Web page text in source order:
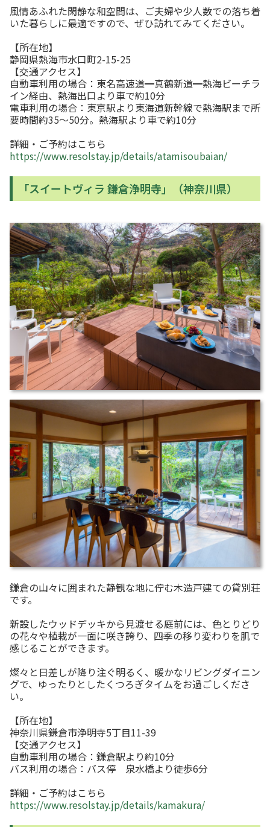
風情あふれた閑静な和空間は、ご夫婦や少人数での落ち着
いた暮らしに最適ですので、ぜひ訪れてみてください。
【所在地】
静岡県熱海市水口町2-15-25
【交通アクセス】
自動車利用の場合：東名⾼速道━真鶴新道━熱海ビーチラ
イン経由、熱海出⼝より⾞で約10分
電車利用の場合：東京駅より東海道新幹線で熱海駅まで所
要時間約35〜50分。熱海駅より⾞で約10分
詳細・ご予約はこちら
https://www.resolstay.jp/details/atamisoubaian/
「スイートヴィラ 鎌倉浄明寺」（神奈川県）
鎌倉の山々に囲まれた静観な地に佇む木造戸建ての貸別荘
です。
新設したウッドデッキから見渡せる庭前には、色とりどり
の花々や植栽が一面に咲き誇り、四季の移り変わりを肌で
感じることができます。
燦々と日差しが降り注ぐ明るく、暖かなリビングダイニン
グで、ゆったりとしたくつろぎタイムをお過ごしくださ
い。
【所在地】
神奈川県鎌倉市浄明寺5丁目11-39
【交通アクセス】
自動車利用の場合：鎌倉駅より約10分
バス利用の場合：バス停 泉水橋より徒歩6分
詳細・ご予約はこちら
https://www.resolstay.jp/details/kamakura/